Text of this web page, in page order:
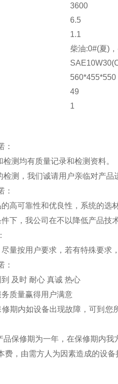
3600
6.5
1.1
柴油:0#(夏)
560*455*550
49
1
：
测均有质量记录和检测资料。
检测，我们诚请用户亲临对产品
：
高可靠性和优良性，系统的选
下，我公司在不以降低产品技
量按用户要求，若有特殊要求
：
及时 耐心 真诚 热心
质量赢得用户满意
期内如设备出现故障，可到您
品保修期为一年，在保修期内
费，由需方人为因素造成的设